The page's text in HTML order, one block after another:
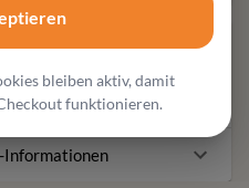
bleiben aktiv, damit
funktionieren.